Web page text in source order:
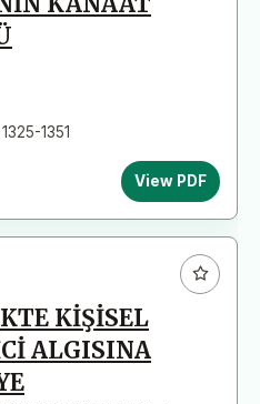
1351
View PDF
KİŞİSEL
ALGISINA